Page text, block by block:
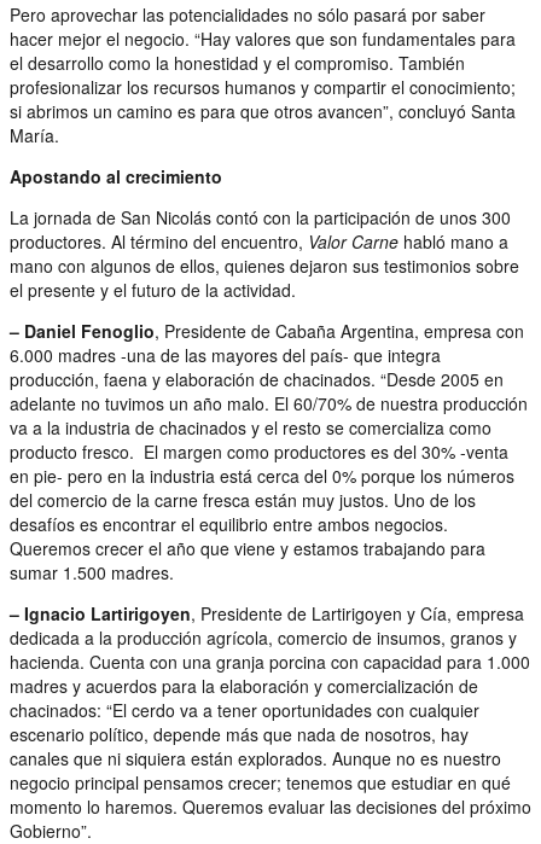
Pero aprovechar las potencialidades no sólo pasará por saber
hacer mejor el negocio. “Hay valores que son fundamentales para
el desarrollo como la honestidad y el compromiso. También
profesionalizar los recursos humanos y compartir el conocimiento;
si abrimos un camino es para que otros avancen”, concluyó Santa
María.
Apostando al crecimiento
La jornada de San Nicolás contó con la participación de unos 300
productores. Al término del encuentro, Valor Carne habló mano a
mano con algunos de ellos, quienes dejaron sus testimonios sobre
el presente y el futuro de la actividad.
– Daniel Fenoglio, Presidente de Cabaña Argentina, empresa con
6.000 madres -una de las mayores del país- que integra
producción, faena y elaboración de chacinados. “Desde 2005 en
adelante no tuvimos un año malo. El 60/70% de nuestra producción
va a la industria de chacinados y el resto se comercializa como
producto fresco. El margen como productores es del 30% -venta
en pie- pero en la industria está cerca del 0% porque los números
del comercio de la carne fresca están muy justos. Uno de los
desafíos es encontrar el equilibrio entre ambos negocios.
Queremos crecer el año que viene y estamos trabajando para
sumar 1.500 madres.
– Ignacio Lartirigoyen, Presidente de Lartirigoyen y Cía, empresa
dedicada a la producción agrícola, comercio de insumos, granos y
hacienda. Cuenta con una granja porcina con capacidad para 1.000
madres y acuerdos para la elaboración y comercialización de
chacinados: “El cerdo va a tener oportunidades con cualquier
escenario político, depende más que nada de nosotros, hay
canales que ni siquiera están explorados. Aunque no es nuestro
negocio principal pensamos crecer; tenemos que estudiar en qué
momento lo haremos. Queremos evaluar las decisiones del próximo
Gobierno”.